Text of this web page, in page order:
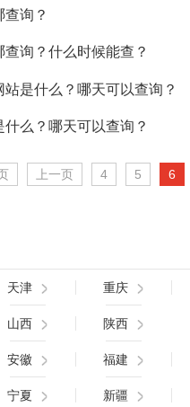
询？
询？什么时候能查？
是什么？哪天可以查询？
么？哪天可以查询？
上一页 4 5 6
天津 重庆
山西 陕西
安徽 福建
宁夏 新疆